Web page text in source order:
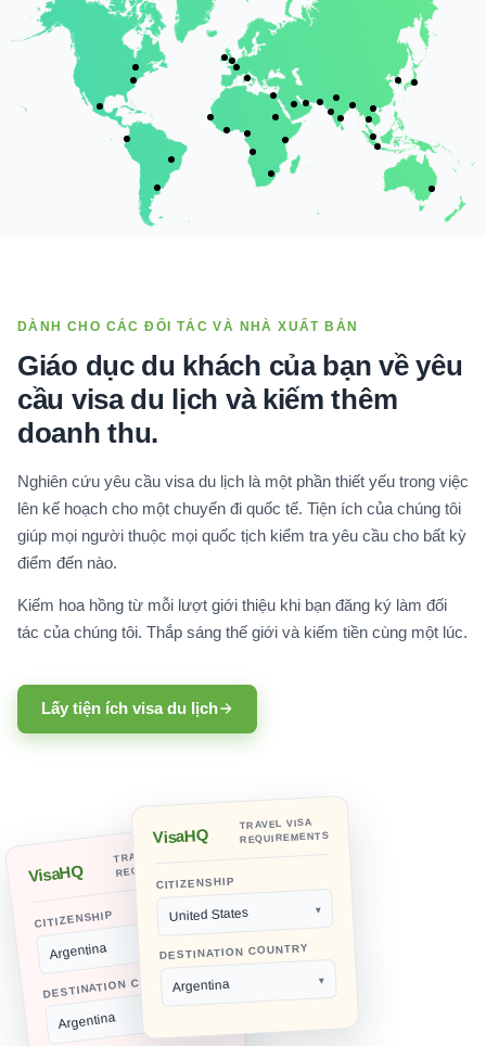
DÀNH CHO CÁC ĐỐI TÁC VÀ NHÀ XUẤT BẢN
Giáo dục du khách của bạn về yêu
cầu visa du lịch và kiếm thêm
doanh thu.
Nghiên cứu yêu cầu visa du lịch là một phần thiết yếu trong việc
lên kế hoạch cho một chuyến đi quốc tế. Tiện ích của chúng tôi
giúp mọi người thuộc mọi quốc tịch kiểm tra yêu cầu cho bất kỳ
điểm đến nào.
Kiếm hoa hồng từ mỗi lượt giới thiệu khi bạn đăng ký làm đối
tác của chúng tôi. Thắp sáng thế giới và kiếm tiền cùng một lúc.
Lấy tiện ích visa du lịch
VisaHQ
TRAVEL VISA
REQUIREMENTS
CITIZENSHIP
Argentina
DESTINATION COUNTRY
Argentina
VisaHQ
TRAVEL VISA
REQUIREMENTS
CITIZENSHIP
United States
DESTINATION COUNTRY
Argentina